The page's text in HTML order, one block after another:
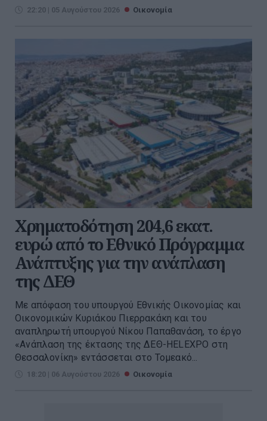
22:20 | 05 Αυγούστου 2026 Οικονομία
Χρηματοδότηση 204,6 εκατ.
ευρώ από το Εθνικό Πρόγραμμα
Ανάπτυξης για την ανάπλαση
της ΔΕΘ
Με απόφαση του υπουργού Εθνικής Οικονομίας και
Οικονομικών Κυριάκου Πιερρακάκη και του
αναπληρωτή υπουργού Νίκου Παπαθανάση, το έργο
«Ανάπλαση της έκτασης της ΔΕΘ-HELEXPO στη
Θεσσαλονίκη» εντάσσεται στο Τομεακό...
18:20 | 06 Αυγούστου 2026 Οικονομία